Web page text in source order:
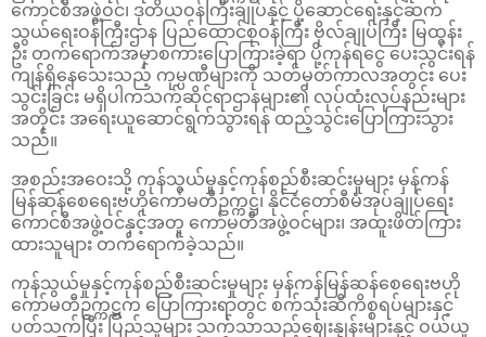
ကောင်စီအဖွဲ့ဝင်၊ ဒုတိယဝန်ကြီးချုပ်နှင့် ပို့ဆောင်ရေးနှင့်ဆက်
သွယ်ရေးဝန်ကြီးဌာန ပြည်ထောင်စုဝန်ကြီး ဗိုလ်ချုပ်ကြီး မြထွန်း
ဦး တက်ရောက်အမှာစကားပြောကြားခဲ့ရာ ပို့ကုန်ရငွေ ပေးသွင်းရန်
ကျန်ရှိနေသေးသည့် ကုမ္ပဏီများကို သတ်မှတ်ကာလအတွင်း ပေး
သွင်းခြင်း မရှိပါကသက်ဆိုင်ရာဌာနများ၏ လုပ်ထုံးလုပ်နည်းများ
အတိုင်း အရေးယူဆောင်ရွက်သွားရန် ထည့်သွင်းပြောကြားသွား
သည်။
အစည်းအဝေးသို့ ကုန်သွယ်မှုနှင့်ကုန်စည်စီးဆင်းမှုများ မှန်ကန်
မြန်ဆန်စေရေးဗဟိုကော်မတီဥက္ကဋ္ဌ၊ နိုင်ငံတော်စီမံအုပ်ချုပ်ရေး
ကောင်စီအဖွဲ့ဝင်နှင့်အတူ ကော်မတီအဖွဲ့ဝင်များ၊ အထူးဖိတ်ကြား
ထားသူများ တက်ရောက်ခဲ့သည်။
ကုန်သွယ်မှုနှင့်ကုန်စည်စီးဆင်းမှုများ မှန်ကန်မြန်ဆန်စေရေးဗဟို
ကော်မတီဥက္ကဋ္ဌက ပြောကြားရာတွင် စက်သုံးဆီကိစ္စရပ်များနှင့်
ပတ်သက်ပြီး ပြည်သူများ သက်သာသည့်ဈေးနှုန်းများနှင့် ဝယ်ယူ